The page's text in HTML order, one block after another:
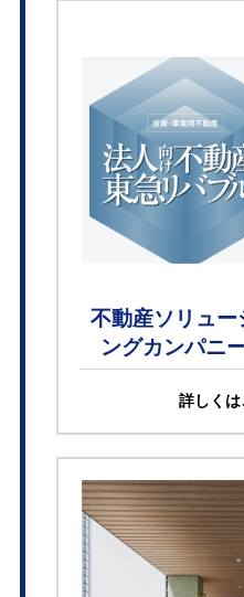
不動産ソリュー
ングカンパニ
詳しくは